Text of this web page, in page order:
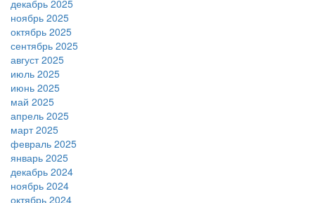
декабрь 2025
ноябрь 2025
октябрь 2025
сентябрь 2025
август 2025
июль 2025
июнь 2025
май 2025
апрель 2025
март 2025
февраль 2025
январь 2025
декабрь 2024
ноябрь 2024
октябрь 2024